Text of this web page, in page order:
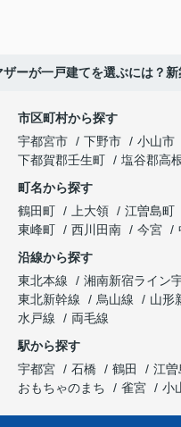
ーが一戸建てを選ぶには？
市区町村から探す
宇都宮市
下野市 小山市
下都賀郡壬生町
塩谷郡高
町名から探す
鶴田町
上大領 江曽島町
東峰町
西川田南 今宮
沿線から探す
東北本線
湘南新宿ライン
東北新幹線
烏山線 山形
水戸線
両毛線
駅から探す
宇都宮
石橋 鶴田 江曽
おもちゃのまち
雀宮 小